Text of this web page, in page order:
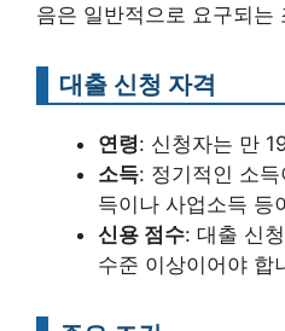
음은 일반적으로 요구되는
대출 신청 자격
연령: 신청자는 만
소득: 정기적인 소
득이나 사업소득 등
신용 점수: 대출 신
수준 이상이어야 합